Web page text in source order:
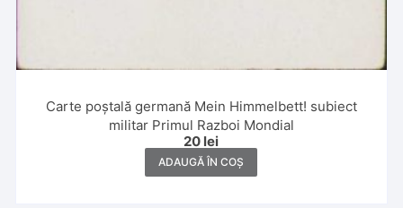
Carte poștală germană Mein Himmelbett! subiect
militar Primul Razboi Mondial
20 lei
ADAUGĂ ÎN COȘ